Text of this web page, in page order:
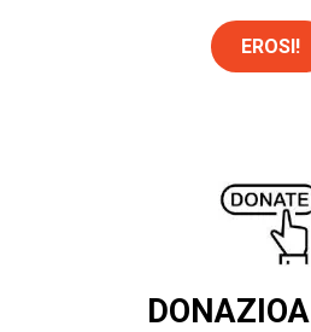
EROSI!
DONAZIOA